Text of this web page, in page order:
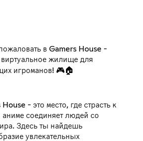
в Gamers House -
жилище для
игроманов! 🎮🏠
- это место, где страсть к
аниме соединяет людей со
Здесь ты найдешь
увлекательных